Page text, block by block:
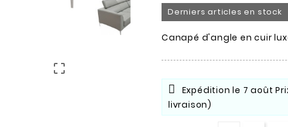

Derniers articles en stock
Canapé d'angle en cuir
Expédition le 7 août
livraison)